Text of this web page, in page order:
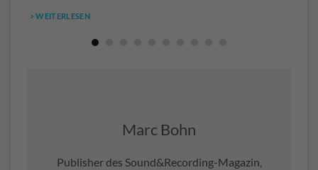
> WEITERLESEN
Marc Bohn
Publisher des Sound&Recording-Magazin,